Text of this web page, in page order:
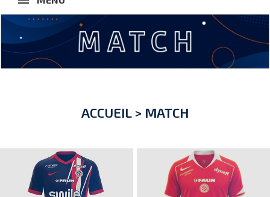
ACCUEIL > MATCH